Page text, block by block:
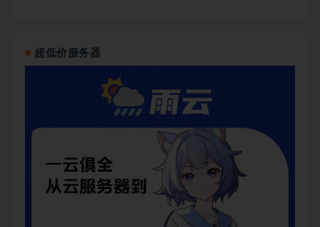
超低价服务器